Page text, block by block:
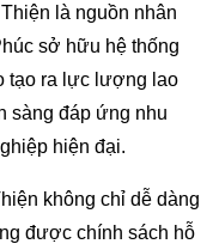
là nguồn nhân
sở hữu hệ thống
tạo ra lực lượng lao
sàng đáp ứng nhu
hiện đại.
không chỉ dễ dàng
được chính sách hỗ